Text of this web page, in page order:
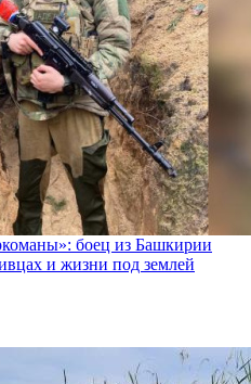
боец из Башкирии
и жизни под землей